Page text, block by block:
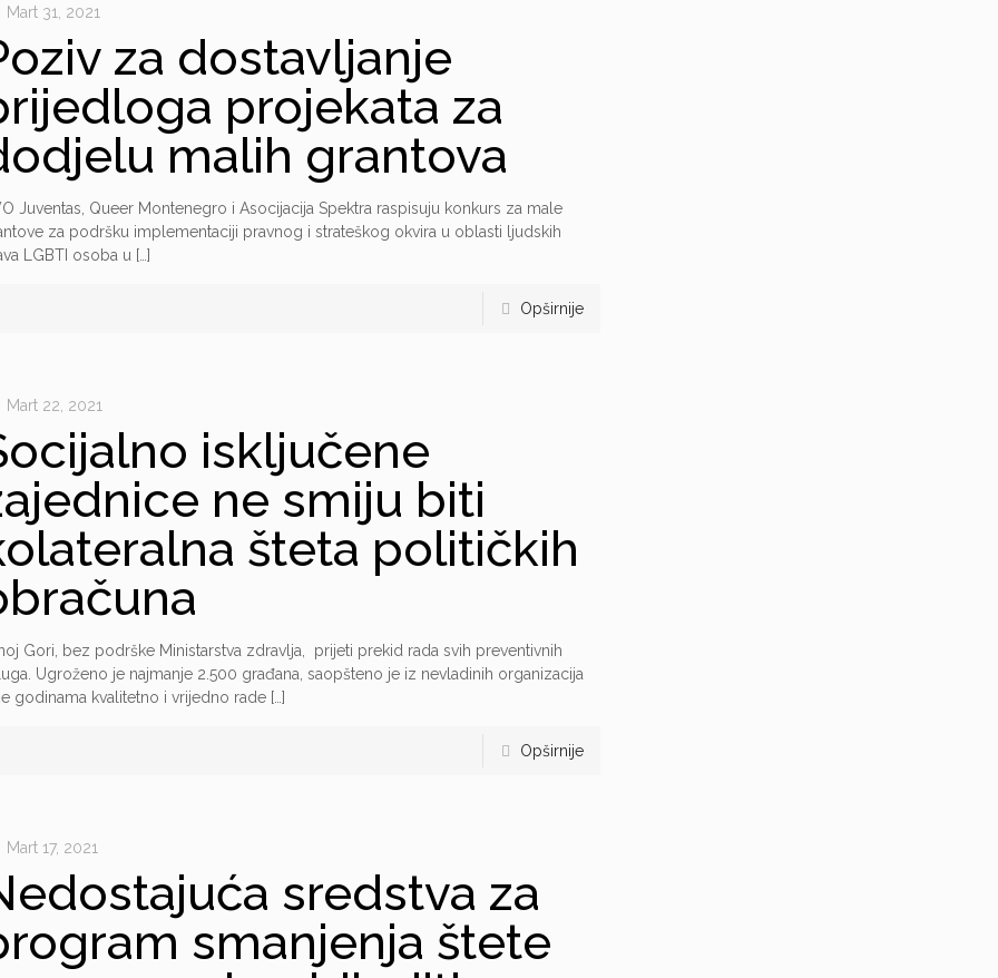
Mart 31, 2021
za dostavljanje
projekata za
malih grantova
Juventas, Queer Montenegro i Asocijacija Spektra raspisuju konkurs za male
za podršku implementaciji pravnog i strateškog okvira u oblasti ljudskih
LGBTI osoba u […]
Opširnije
Mart 22, 2021
isključene
ne smiju biti
šteta političkih
Gori, bez podrške Ministarstva zdravlja, prijeti prekid rada svih preventivnih
Ugroženo je najmanje 2.500 građana, saopšteno je iz nevladinih organizacija
godinama kvalitetno i vrijedno rade […]
Opširnije
Mart 17, 2021
sredstva za
smanjenja štete